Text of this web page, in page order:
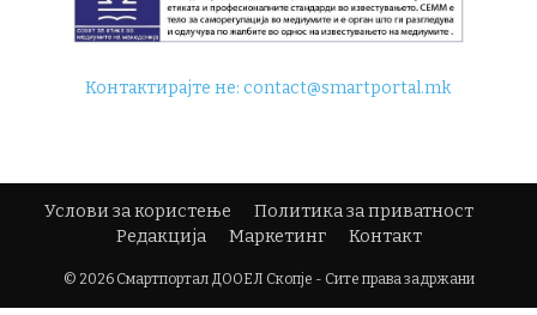
Контактирајте не:contact@smartportal.mk
Услови за користење
Политика за приватност
Редакција
Маркетинг Контакт
© 2026 Смартпортал ДООЕЛ Скопје - Сите права задржани